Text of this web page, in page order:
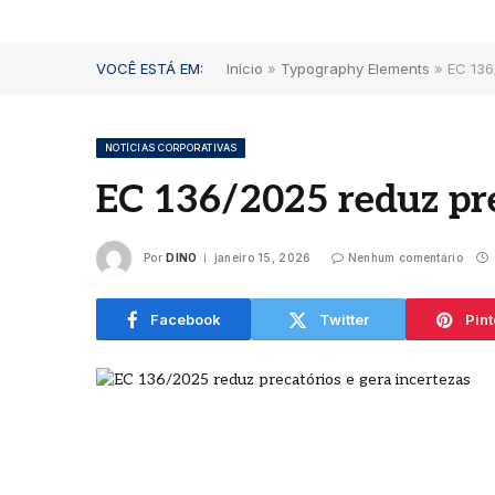
VOCÊ ESTÁ EM: Início » Typography Elements » EC
NOTÍCIAS CORPORATIVAS
EC 136/2025 reduz
Por DINO janeiro 15, 2026 Nenhum comentário
Facebook Twitter
Le